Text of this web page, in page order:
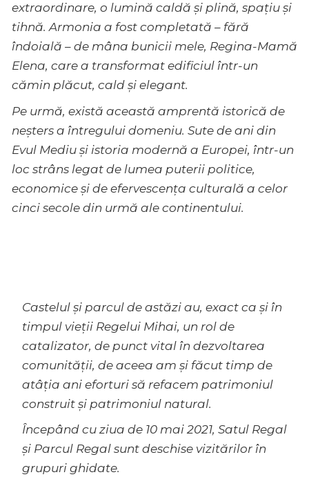
extraordinare, o lumină caldă și plină, spațiu și
tihnă. Armonia a fost completată – fără
îndoială – de mâna bunicii mele, Regina-Mamă
Elena, care a transformat edificiul într-un
cămin plăcut, cald și elegant.
Pe urmă, există această amprentă istorică de
neșters a întregului domeniu. Sute de ani din
Evul Mediu și istoria modernă a Europei, într-un
loc strâns legat de lumea puterii politice,
economice și de efervescența culturală a celor
cinci secole din urmă ale continentului.
Castelul și parcul de astăzi au, exact ca și în
timpul vieții Regelui Mihai, un rol de
catalizator, de punct vital în dezvoltarea
comunității, de aceea am și făcut timp de
atâția ani eforturi să refacem patrimoniul
construit și patrimoniul natural.
Începând cu ziua de 10 mai 2021, Satul Regal
și Parcul Regal sunt deschise vizitărilor în
grupuri ghidate.